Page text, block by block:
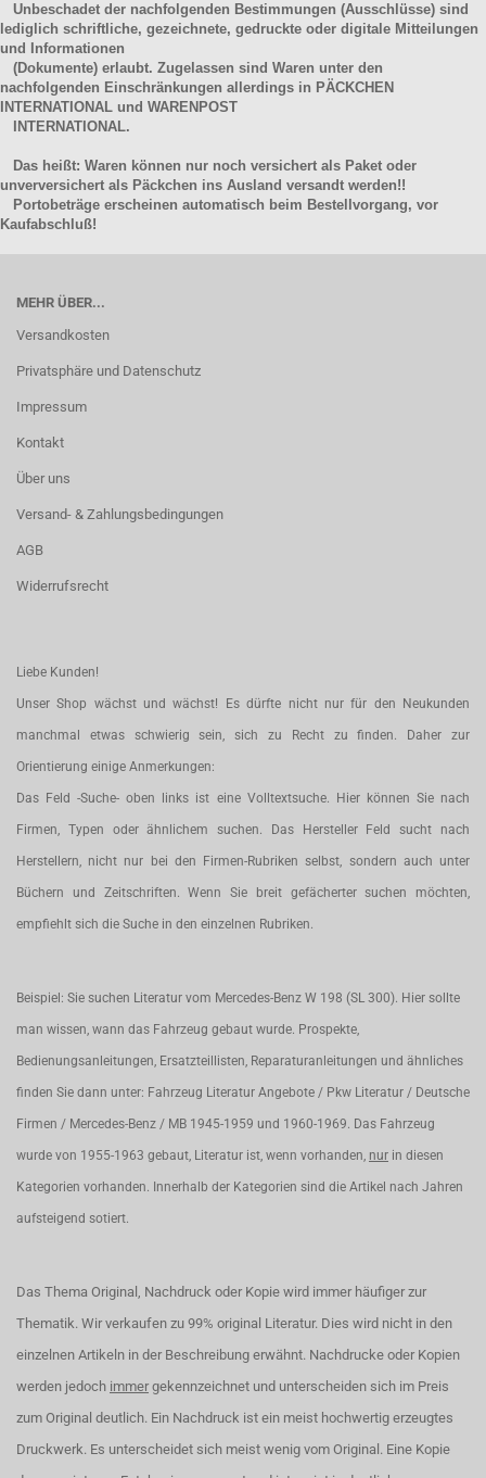
Unbeschadet der nachfolgenden Bestimmungen (Ausschlüsse) sind
lediglich schriftliche, gezeichnete, gedruckte oder digitale Mitteilungen
und Informationen
(Dokumente) erlaubt. Zugelassen sind Waren unter den
nachfolgenden Einschränkungen allerdings in PÄCKCHEN
INTERNATIONAL und WARENPOST
INTERNATIONAL.
Das heißt: Waren können nur noch versichert als Paket oder
unverversichert als Päckchen ins Ausland versandt werden!!
Portobeträge erscheinen automatisch beim Bestellvorgang, vor
Kaufabschluß!
MEHR ÜBER...
Versandkosten
Privatsphäre und Datenschutz
Impressum
Kontakt
Über uns
Versand- & Zahlungsbedingungen
AGB
Widerrufsrecht
Liebe Kunden!
Unser Shop wächst und wächst! Es dürfte nicht nur für den Neukunden
manchmal etwas schwierig sein, sich zu Recht zu finden. Daher zur
Orientierung einige Anmerkungen:
Das Feld -Suche- oben links ist eine Volltextsuche. Hier können Sie nach
Firmen, Typen oder ähnlichem suchen. Das Hersteller Feld sucht nach
Herstellern, nicht nur bei den Firmen-Rubriken selbst, sondern auch unter
Büchern und Zeitschriften. Wenn Sie breit gefächerter suchen möchten,
empfiehlt sich die Suche in den einzelnen Rubriken.
Beispiel: Sie suchen Literatur vom Mercedes-Benz W 198 (SL 300). Hier sollte
man wissen, wann das Fahrzeug gebaut wurde. Prospekte,
Bedienungsanleitungen, Ersatzteillisten, Reparaturanleitungen und ähnliches
finden Sie dann unter: Fahrzeug Literatur Angebote / Pkw Literatur / Deutsche
Firmen / Mercedes-Benz / MB 1945-1959 und 1960-1969. Das Fahrzeug
wurde von 1955-1963 gebaut, Literatur ist, wenn vorhanden, nur in diesen
Kategorien vorhanden. Innerhalb der Kategorien sind die Artikel nach Jahren
aufsteigend sotiert.
Das Thema Original, Nachdruck oder Kopie wird immer häufiger zur
Thematik. Wir verkaufen zu 99% original Literatur. Dies wird nicht in den
einzelnen Artikeln in der Beschreibung erwähnt. Nachdrucke oder Kopien
werden jedoch immer gekennzeichnet und unterscheiden sich im Preis
zum Original deutlich. Ein Nachdruck ist ein meist hochwertig erzeugtes
Druckwerk. Es unterscheidet sich meist wenig vom Original. Eine Kopie